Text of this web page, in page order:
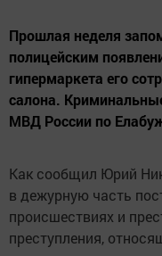
Прошлая неделя
полицейским
гипермаркета его
салона.
МВД России по
Как сообщил Юрий
в дежурную часть
происшествиях и
преступления,